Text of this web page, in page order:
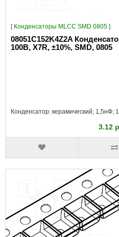
[ Конденсаторы MLCC SMD 0805 ]
08051C152K4Z2A
100В, X7R, ±10%, SMD, 0805
Конденсатор: керамический; 1,5нФ;
3.12